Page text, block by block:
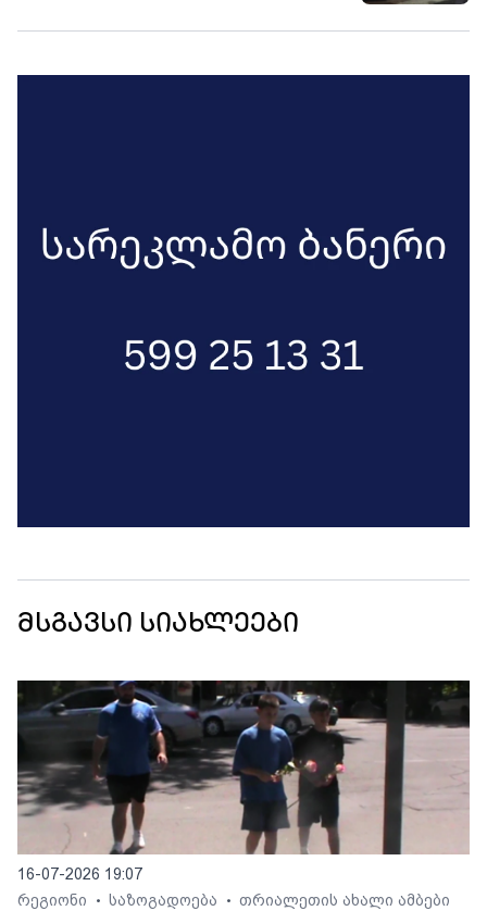
მსგავსი სიახლეები
16-07-2026 19:07
რეგიონი
• საზოგადოება • თრიალეთის ახალი ამბები